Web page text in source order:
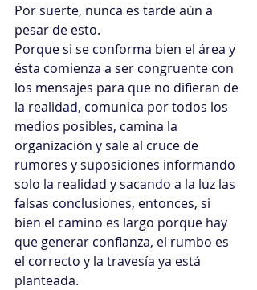
Por suerte, nunca es tarde aún a
pesar de esto.
Porque si se conforma bien el área y
ésta comienza a ser congruente con
los mensajes para que no difieran de
la realidad, comunica por todos los
medios posibles, camina la
organización y sale al cruce de
rumores y suposiciones informando
solo la realidad y sacando a la luz las
falsas conclusiones, entonces, si
bien el camino es largo porque hay
que generar confianza, el rumbo es
el correcto y la travesía ya está
planteada.